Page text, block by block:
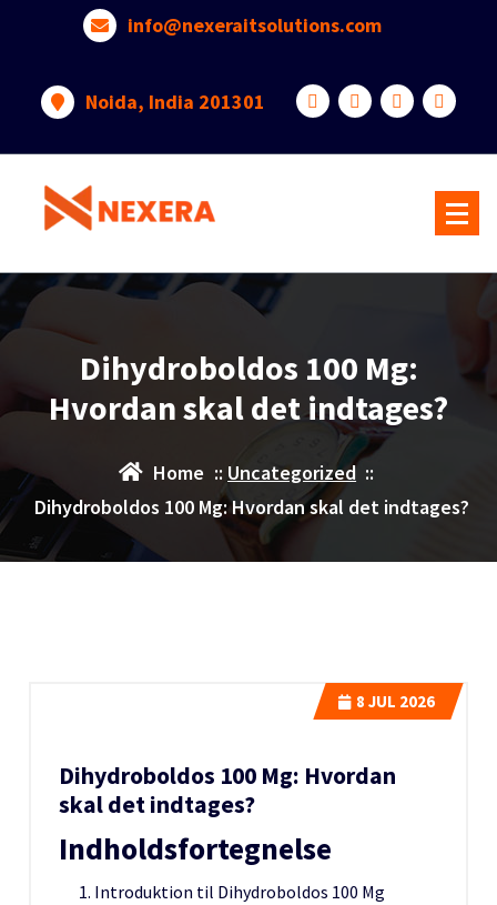
info@nexeraitsolutions.com
Noida, India 201301
Dihydroboldos 100 Mg:
Hvordan skal det indtages?
Home :: Uncategorized::
Dihydroboldos 100 Mg: Hvordan skal det indtages?
8 JUL 2026
Dihydroboldos 100 Mg: Hvordan
skal det indtages?
Indholdsfortegnelse
Introduktion til Dihydroboldos 100 Mg